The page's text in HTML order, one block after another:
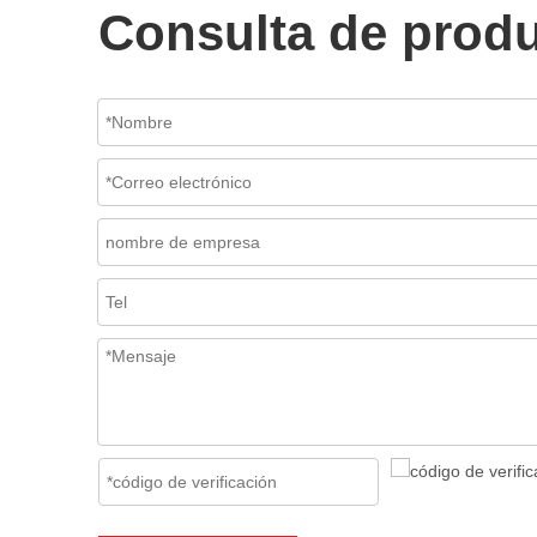
Consulta de